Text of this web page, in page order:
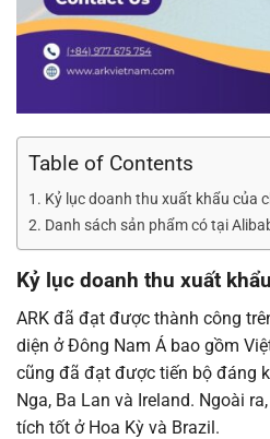
Table of Contents
Kỷ lục doanh thu xuất khẩu của
Danh sách sản phẩm có tại
Kỷ lục doanh thu xuất
ARK đã đạt được thành công
diện ở Đông Nam Á bao gồm
cũng đã đạt được tiến bộ đáng
Nga, Ba Lan và Ireland. Ngoài
tích tốt ở Hoa Kỳ và Brazil.